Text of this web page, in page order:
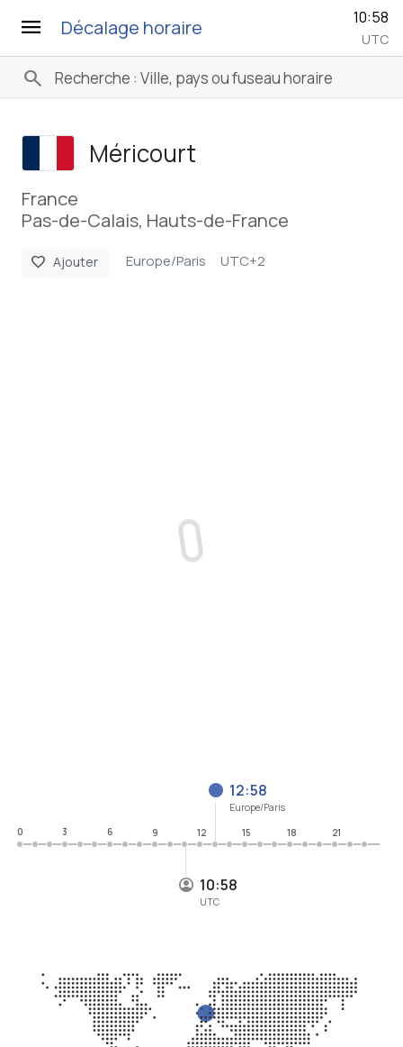
menu Décalage horaire 10:58
UTC
search
Méricourt
France
Pas-de-Calais, Hauts-de-France
favorite Ajouter Europe/Paris UTC+2
10:58
UTC
12:58
Europe/Paris
0
3 6 9 12 15 18 21